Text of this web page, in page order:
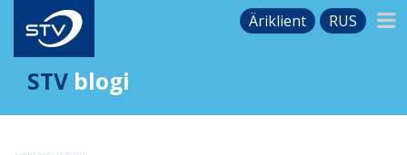
Äriklient RUS
STV blogi